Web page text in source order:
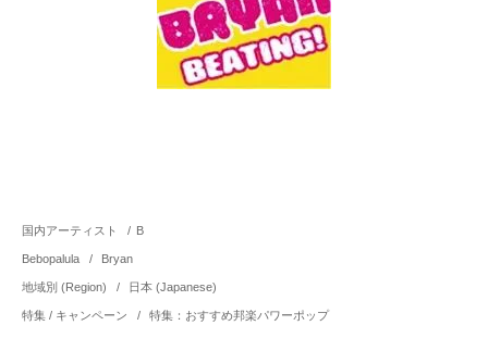
国内アーティスト / B
Bebopalula / Bryan
地域別 (Region) / 日本 (Japanese)
特集 / キャンペーン / 特集：おすすめ邦楽パワーポップ